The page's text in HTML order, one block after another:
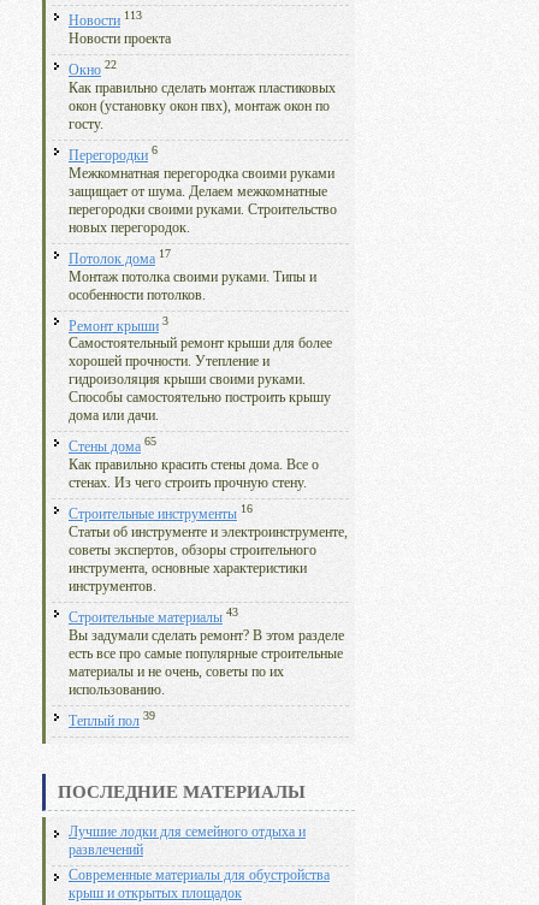
Новости 113
Новости проекта
Окно 22
Как правильно сделать монтаж пластиковых
окон (установку окон пвх), монтаж окон по
госту.
Перегородки 6
Межкомнатная перегородка своими руками
защищает от шума. Делаем межкомнатные
перегородки своими руками. Строительство
новых перегородок.
Потолок дома 17
Монтаж потолка своими руками. Типы и
особенности потолков.
Ремонт крыши 3
Самостоятельный ремонт крыши для более
хорошей прочности. Утепление и
гидроизоляция крыши своими руками.
Способы самостоятельно построить крышу
дома или дачи.
Стены дома 65
Как правильно красить стены дома. Все о
стенах. Из чего строить прочную стену.
Строительные инструменты 16
Статьи об инструменте и электроинструменте,
советы экспертов, обзоры строительного
инструмента, основные характеристики
инструментов.
Строительные материалы 43
Вы задумали сделать ремонт? В этом разделе
есть все про самые популярные строительные
материалы и не очень, советы по их
использованию.
Теплый пол 39
ПОСЛЕДНИЕ МАТЕРИАЛЫ
Лучшие лодки для семейного отдыха и
развлечений
Современные материалы для обустройства
крыш и открытых площадок